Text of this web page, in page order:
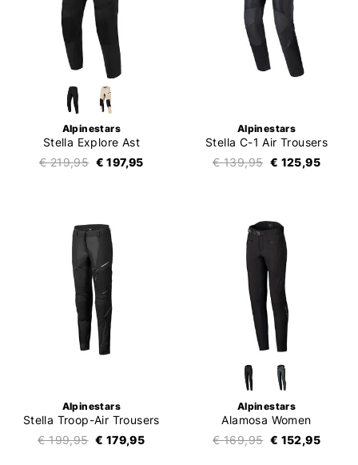
Alpinestars
Stella Explore Ast
€ 219,95 € 197,95
Alpinestars
Stella C-1 Air Trousers
€ 139,95 € 125,95
Alpinestars
Stella Troop-Air Trousers
€ 199,95 € 179,95
Alpinestars
Alamosa Women
€ 169,95 € 152,95